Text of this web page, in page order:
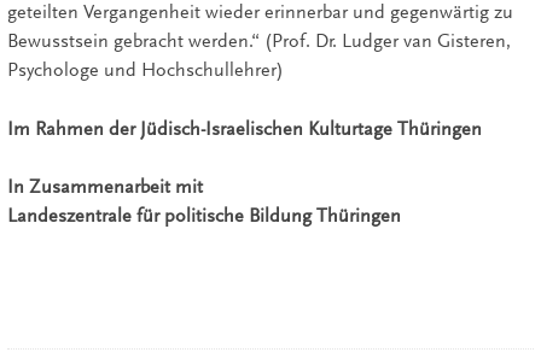
geteilten Vergangenheit wieder erinnerbar und gegenwärtig zu
Bewusstsein gebracht werden.“ (Prof. Dr. Ludger van Gisteren,
Psychologe und Hochschullehrer)
Im Rahmen der Jüdisch-Israelischen Kulturtage Thüringen
In Zusammenarbeit mit
Landeszentrale für politische Bildung Thüringen